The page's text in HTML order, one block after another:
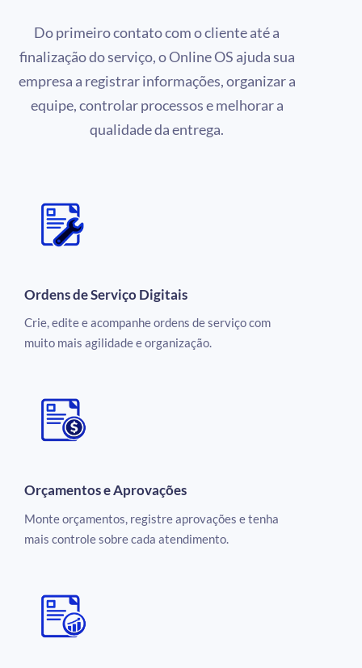
Do primeiro contato com o cliente até a
finalização do serviço, o Online OS ajuda sua
empresa a registrar informações, organizar a
equipe, controlar processos e melhorar a
qualidade da entrega.
Ordens de Serviço Digitais
Crie, edite e acompanhe ordens de serviço com
muito mais agilidade e organização.
Orçamentos e Aprovações
Monte orçamentos, registre aprovações e tenha
mais controle sobre cada atendimento.